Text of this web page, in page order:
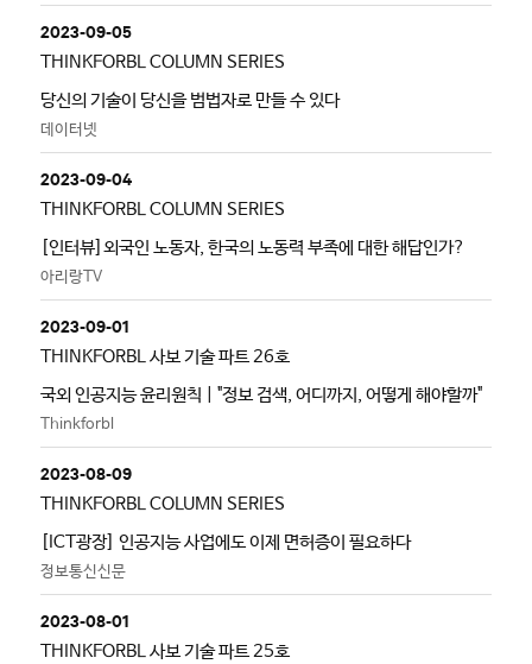
2023-09-05
THINKFORBL COLUMN SERIES
당신의 기술이 당신을 범법자로 만들 수 있다
데이터넷
2023-09-04
THINKFORBL COLUMN SERIES
[인터뷰]외국인 노동자, 한국의 노동력 부족에 대한 해답인가?
아리랑TV
2023-09-01
THINKFORBL 사보 기술 파트 26호
국외 인공지능 윤리원칙 | "정보 검색, 어디까지, 어떻게 해야할까"
Thinkforbl
2023-08-09
THINKFORBL COLUMN SERIES
[ICT광장] 인공지능 사업에도 이제 면허증이 필요하다
정보통신신문
2023-08-01
THINKFORBL 사보 기술 파트 25호